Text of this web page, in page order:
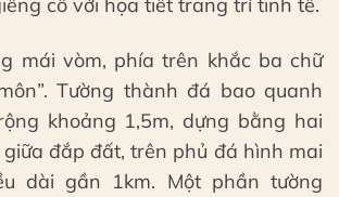
mái vòm, phía trên khắc ba chữ
Tường thành đá bao quanh
khoảng 1,5m, dựng bằng hai
đắp đất, trên phủ đá hình mai
dài gần 1km. Một phần tường